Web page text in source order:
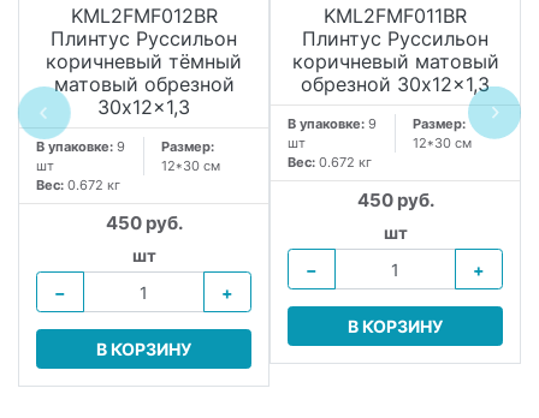
KML2FMF012BR
Плинтус Руссильон
коричневый тёмный
матовый обрезной
30x12x1,3
В упаковке: 9
шт
Размер:
12*30 см
Вес: 0.672 кг
450 руб.
шт
−
+
В КОРЗИНУ
KML2FMF011BR
Плинтус Руссильон
коричневый матовый
обрезной 30x12x1,3
В упаковке: 9
шт
Размер:
12*30 см
Вес: 0.672 кг
450 руб.
шт
−
+
В КОРЗИНУ